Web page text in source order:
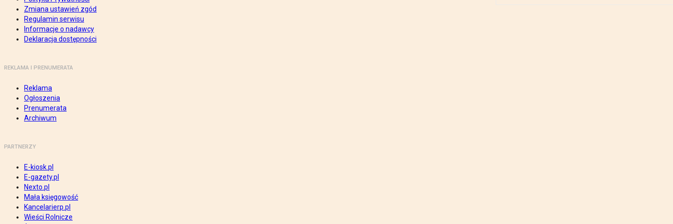
Zmiana ustawień zgód
Regulamin serwisu
Informacje o nadawcy
Deklaracja dostępności
REKLAMA I PRENUMERATA
Reklama
Ogłoszenia
Prenumerata
Archiwum
PARTNERZY
E-kiosk.pl
E-gazety.pl
Nexto.pl
Mała księgowość
Kancelarierp.pl
Wieści Rolnicze